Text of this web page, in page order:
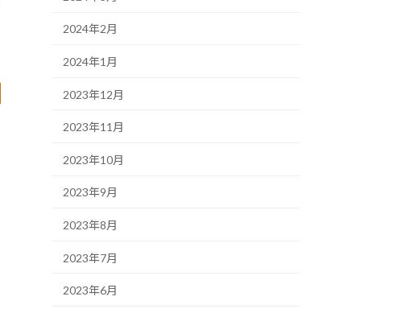
2024年2月
2024年1月
2023年12月
2023年11月
2023年10月
2023年9月
2023年8月
2023年7月
2023年6月